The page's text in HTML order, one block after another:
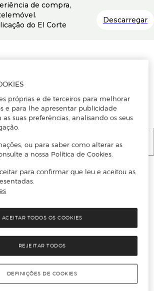
para se registar ou
de compra,
do El Corte
Descarregar
próprias e de terceiros para melhorar
e para lhe apresentar publicidade
suas preferências, analisando os seus
ou para saber como alterar as
a nossa Política de Cookies.
para confirmar que leu e aceitou as
REJEITAR TODOS
ACEITAR TODOS OS COOKIES
DEFINIÇÕES DE COOKIES